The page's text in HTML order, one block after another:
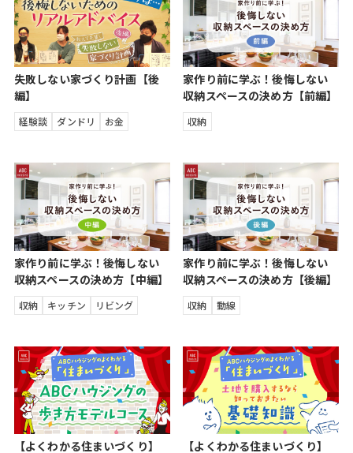
失敗しない家づくり計画【後
編】
経験談 ダンドリ お金
家作り前に学ぶ！後悔しない
収納スペースの決め方【前編】
収納
家作り前に学ぶ！後悔しない
収納スペースの決め方【中編】
収納 キッチン リビング
家作り前に学ぶ！後悔しない
収納スペースの決め方【後編】
収納 動線
【よくわかる住まいづくり】 【よくわかる住まいづくり】